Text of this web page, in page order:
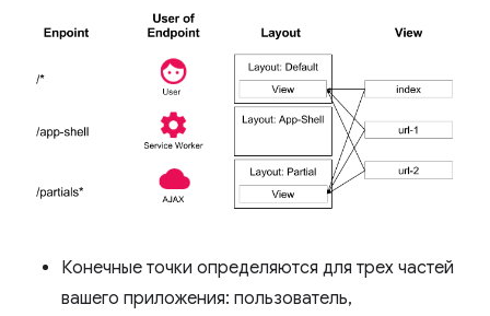
Конечные точки определяются для трех частей
вашего приложения: пользователь,